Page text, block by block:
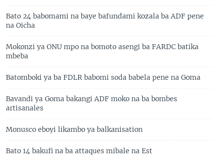
Bato 24 babomami na baye bafundami kozala ba ADF pene
na Oicha
Mokonzi ya ONU mpo na bomoto asengi ba FARDC batika
mbeba
Batomboki ya ba FDLR babomi soda babela pene na Goma
Bavandi ya Goma bakangi ADF moko na ba bombes
artisanales
Monusco eboyi likambo ya balkanisation
Bato 14 bakufi na ba attaques mibale na Est